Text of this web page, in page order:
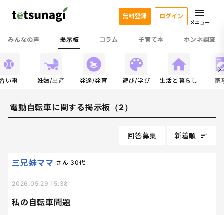
みんなの声 掲示板 コラム 子育て本 ホンネ調査
無料登録 ログイン
メニュー
い事 妊娠/出産 発達/発育 遊び/学び 生活と暮らし 家
電動自転車に関する掲示板（2）
回答募集 新着順
私の自転車問題
三兄妹ママ さん 30代
2026.05.29 15:38